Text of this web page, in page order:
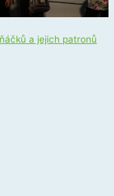
a jejich patronů